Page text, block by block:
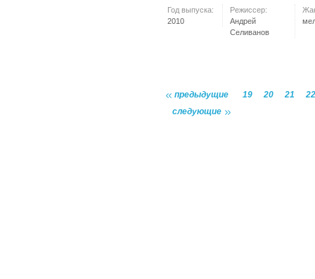
Год выпуска:
2010
Режиссер:
Андрей
Селиванов
предыдущие 19 20 21
22
следующие